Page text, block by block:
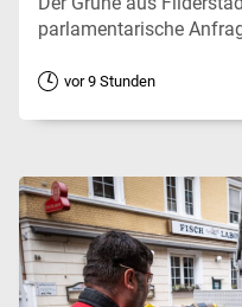
parlamentarische
vor 9 Stunden